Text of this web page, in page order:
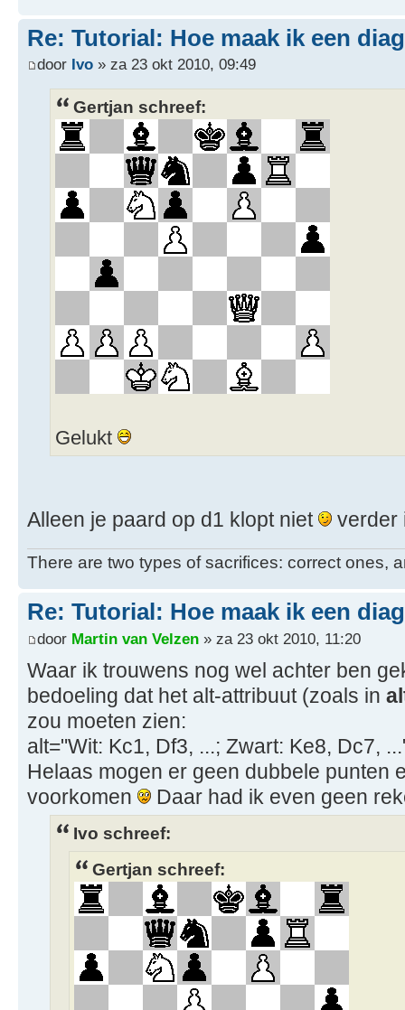
Re: Tutorial: Hoe maak ik een
door Ivo » za 23 okt 2010, 09:49
Gertjan schreef:
Gelukt
Alleen je paard op d1 klopt niet verder
There are two types of sacrifices: correct ones,
Re: Tutorial: Hoe maak ik een
door Martin van Velzen » za 23 okt 2010, 11:20
Waar ik trouwens nog wel achter ben
bedoeling dat het alt-attribuut (zoals in
zou moeten zien:
alt="Wit: Kc1, Df3, ...; Zwart: Ke8, Dc7,
Helaas mogen er geen dubbele punten
voorkomen
Daar had ik even geen
Ivo schreef:
Gertjan schreef: